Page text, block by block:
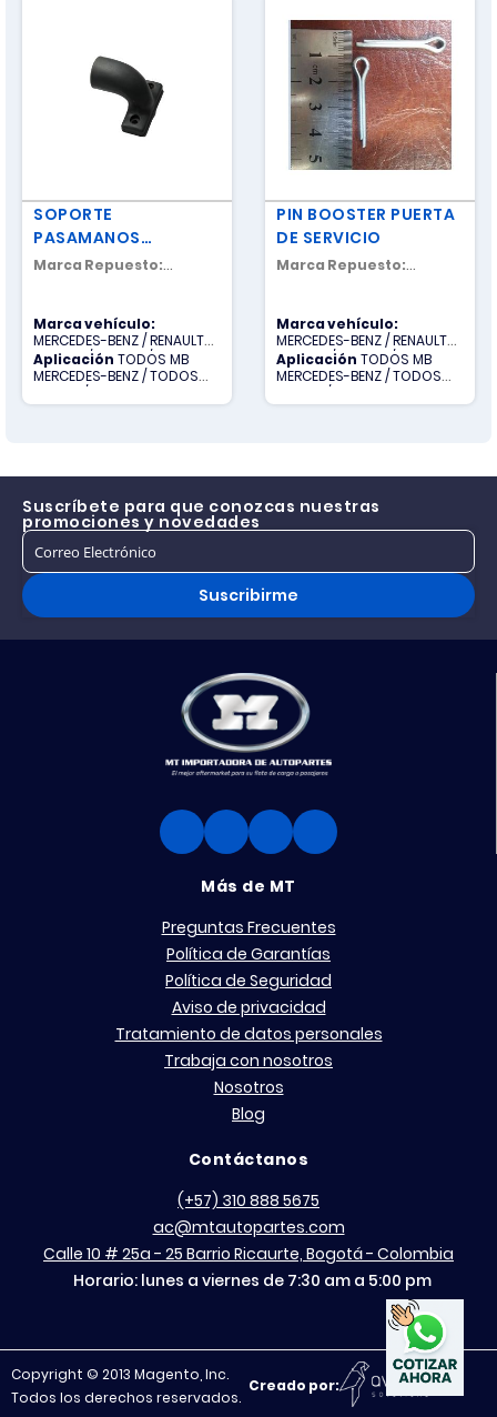
SOPORTE
PASAMANOS
SANFONA
Marca Repuesto:
Marca vehículo:
MERCEDES-BENZ / RENAULT
TRUCKS / SCANIA / TODOS
OTROS / VOLVO
Aplicación TODOS MB
MERCEDES-BENZ / TODOS
OTROS / TODOS R RENAULT
TRUCKS / TODOS S SCANIA /
PIN BOOSTER PUERTA
DE SERVICIO
Marca Repuesto:
Marca vehículo:
MERCEDES-BENZ / RENAULT
TRUCKS / SCANIA / TODOS
OTROS / VOLVO
Aplicación TODOS MB
MERCEDES-BENZ / TODOS
OTROS / TODOS R RENAULT
TRUCKS / TODOS S SCANIA /
Suscríbete para que conozcas nuestras
promociones y novedades
Suscribirme
Más de MT
Preguntas Frecuentes
Política de Garantías
Política de Seguridad
Aviso de privacidad
Tratamiento de datos personales
Trabaja con nosotros
Nosotros
Blog
Contáctanos
(+57) 310 888 5675
ac@mtautopartes.com
Calle 10 # 25a - 25 Barrio Ricaurte, Bogotá - Colombia
Horario: lunes a viernes de 7:30 am a 5:00 pm
Copyright © 2013 Magento, Inc.
Todos los derechos reservados.
Creado por: